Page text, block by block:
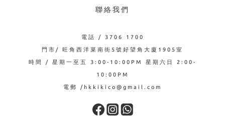
聯絡我們
電話 / 3706 1700
門市/ 旺角西洋菜南街5號好望角大廈1905室
時間 / 星期一至五 3:00-10:00PM 星期六日 2:00-
10:00PM
電郵 /hkkikico@gmail.com